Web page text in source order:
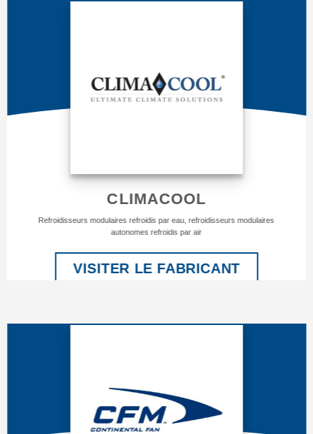
CLIMACOOL
Refroidisseurs modulaires refroidis par eau, refroidisseurs modulaires
autonomes refroidis par air
VISITER LE FABRICANT